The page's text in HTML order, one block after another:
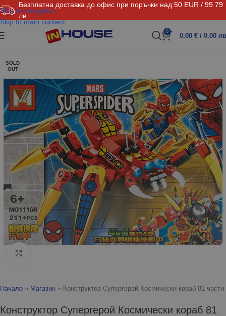
Безплатна доставка до офис при поръчки над 50 EUR / 99.79
лв.
Skip to navigation
Skip to main content
0
0.00 € / 0.00
SOLD
OUT
Начало » Магазин » Конструктор Супергерой Космически кораб 81 части
Конструктор Супергерой Космически кораб 81